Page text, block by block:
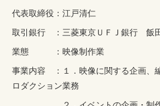
代表取締役：江戸清仁
取引銀行 ：三菱東京ＵＦＪ銀行 飯
業態 ：映像制作業
事業内容 ：１．映像に関する企画、
ロダクション業務